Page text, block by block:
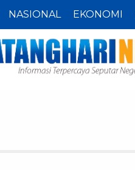
NASIONAL EKONOMI